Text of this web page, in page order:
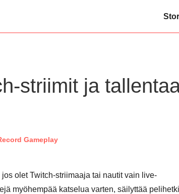
striimit ja
Gameplay
jos olet Twitch-striimaaja tai nautit vain live-
myöhempää katselua varten, säilyttää